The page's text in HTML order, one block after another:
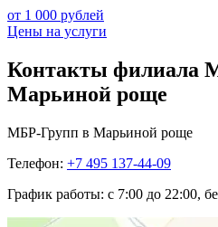
от 1 000 рублей
Цены на услуги
Контакты филиала
Марьиной роще
МБР-Групп в Марьиной роще
Телефон: +7 495 137-44-09
График работы: с 7:00 до 22:00,